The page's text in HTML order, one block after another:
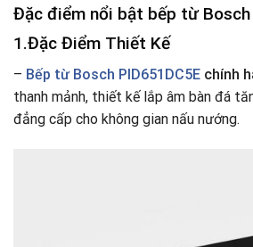
Đặc điểm nổi bật bếp từ Bosch
1.Đặc Điểm Thiết Kế
– Bếp từ Bosch PID651DC5E chính
thanh mảnh, thiết kế lắp âm bàn đá
đẳng cấp cho không gian nấu nướng.